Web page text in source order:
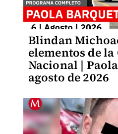
Blindan
elementos de
Nacional |
agosto de 2026